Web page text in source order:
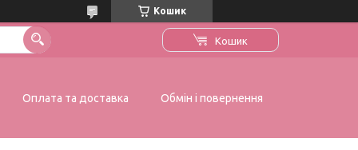
Кошик
Кошик
Оплата та доставка Обмін і повернення